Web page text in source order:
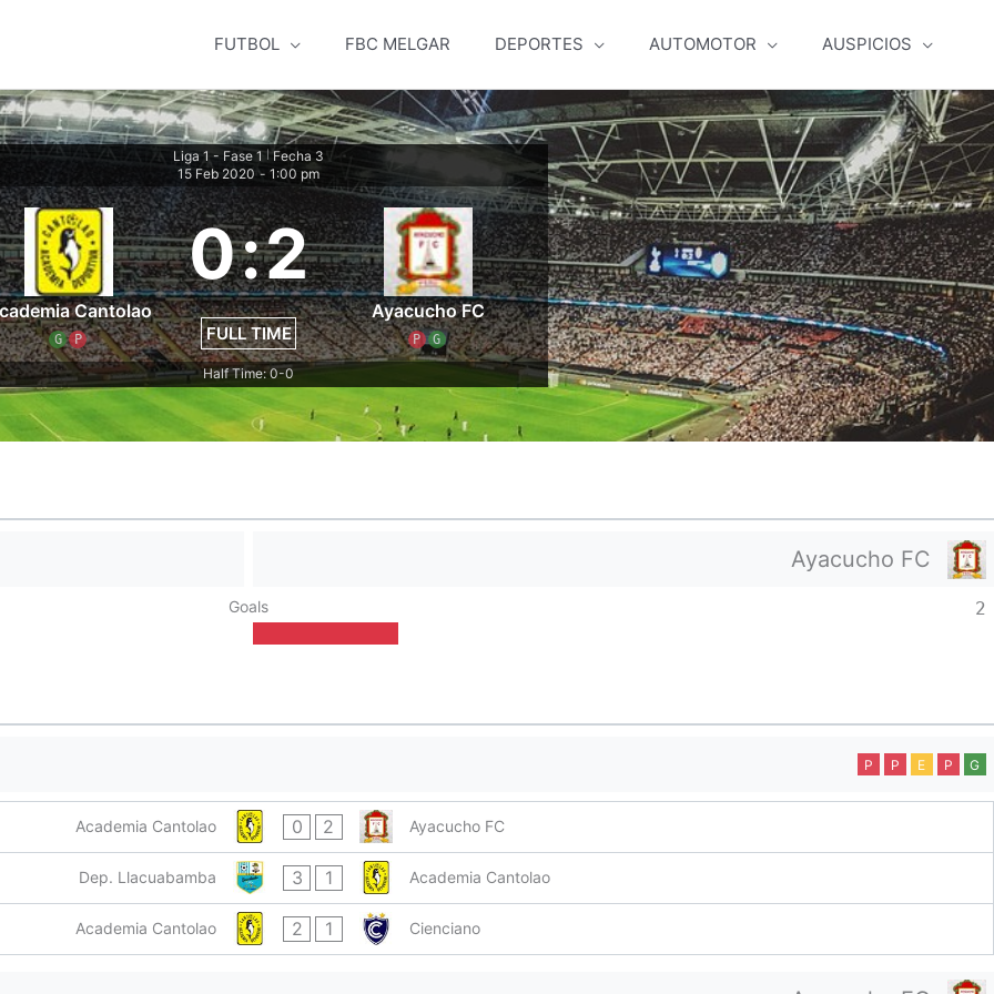
FUTBOL FBC MELGAR DEPORTES AUTOMOTOR AUSPICIOS
Liga 1 - Fase 1
Fecha 3
15 Feb 2020 - 1:00 pm
Cantolao
G P
0:2
FULL TIME
Ayacucho FC
P G
Half Time: 0-0
Ayacucho FC
Goals 2
P P E P G
Academia Cantolao 0 2 Ayacucho FC
Dep. Llacuabamba 3 1 Academia Cantolao
Academia Cantolao 2 1 Cienciano